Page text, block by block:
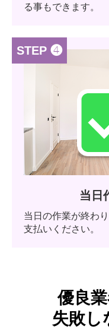
る事もできます。
STEP ❹
当日
当日の作業が終わ
支払いください。
優良
失敗し